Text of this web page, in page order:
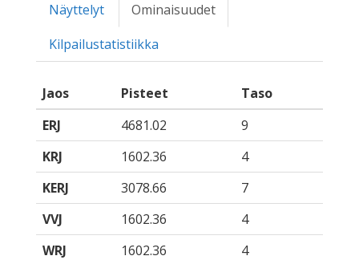
Näyttelyt
Ominaisuudet
Kilpailustatistiikka
Jaos Pisteet
Taso
ERJ
4681.02
9
KRJ
1602.36
4
KERJ
3078.66
7
VVJ
1602.36
4
WRJ
1602.36
4